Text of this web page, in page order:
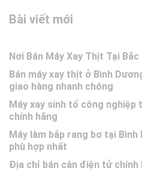
Bài viết mới
Nơi Bán Máy Xay Thịt Tại Bắc
Bán máy xay thịt ở Bình
giao hàng nhanh chóng
Máy xay sinh tố công nghiệp
chính hãng
Máy làm bắp rang bơ tại
phù hợp nhất
Địa chỉ bán cân điện tử chính